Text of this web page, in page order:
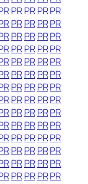
PRPR PRPR
PRPR PRPR
PRPR PRPR
PRPR PRPR
PRPR PRPR
PRPR PRPR
PRPR PRPR
PRPR PRPR
PRPR PRPR
PRPR PRPR
PRPR PRPR
PRPR PRPR
PRPR PRPR
PRPR PRPR